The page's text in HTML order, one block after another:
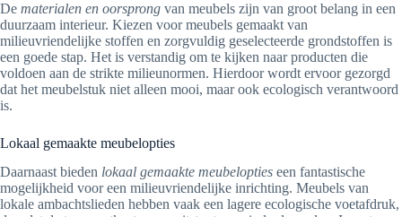
De materialen en oorsprong van meubels zijn van groot belang in een
duurzaam interieur. Kiezen voor meubels gemaakt van
milieuvriendelijke stoffen en zorgvuldig geselecteerde grondstoffen is
een goede stap. Het is verstandig om te kijken naar producten die
voldoen aan de strikte milieunormen. Hierdoor wordt ervoor gezorgd
dat het meubelstuk niet alleen mooi, maar ook ecologisch verantwoord
is.
Lokaal gemaakte meubelopties
Daarnaast bieden lokaal gemaakte meubelopties een fantastische
mogelijkheid voor een milieuvriendelijke inrichting. Meubels van
lokale ambachtslieden hebben vaak een lagere ecologische voetafdruk,